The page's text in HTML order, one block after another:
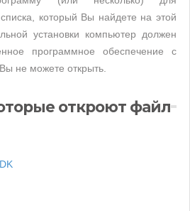
который Вы найдете на этой
установки компьютер должен
программное обеспечение с
не можете открыть.
откроют файл